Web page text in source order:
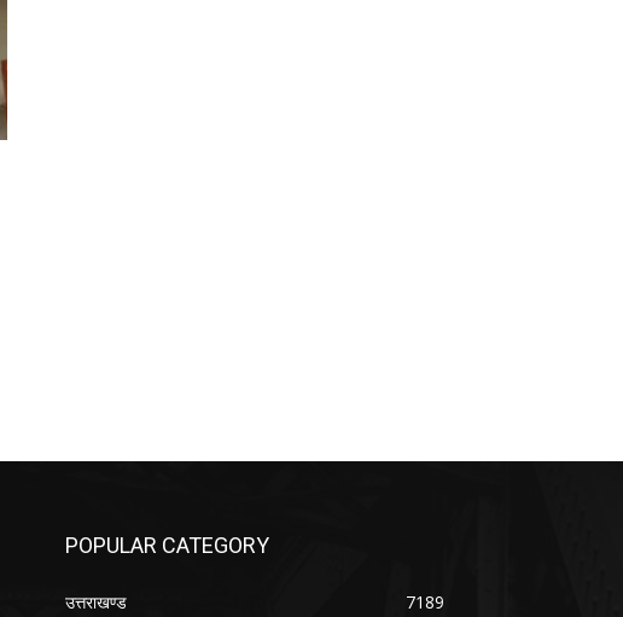
POPULAR CATEGORY
उत्तराखण्ड
7189